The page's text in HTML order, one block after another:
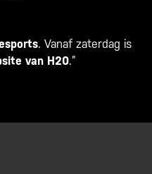
. Vanaf zaterdag is
van H20.”